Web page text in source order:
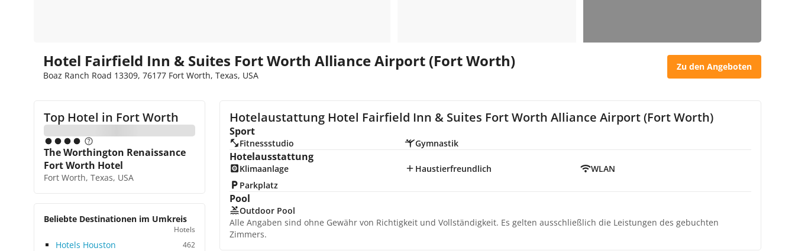
Hotel Fairfield Inn & Suites Fort Worth Alliance Airport (Fort Worth)
Boaz Ranch Road 13309, 76177 Fort Worth, Texas, USA
Zu den Angeboten
Top Hotel in Fort Worth
The Worthington Renaissance
Fort Worth Hotel
Fort Worth, Texas, USA
Beliebte Destinationen im Umkreis
Hotels
Hotels Houston 462
Hotelaustattung Hotel Fairfield Inn & Suites Fort Worth Alliance Airport (Fort Worth)
Sport
Fitnessstudio Gymnastik
Hotelausstattung
Klimaanlage Haustierfreundlich
WLAN
Parkplatz
Pool
Outdoor Pool
Alle Angaben sind ohne Gewähr von Richtigkeit und Vollständigkeit. Es gelten ausschließlich die Leistungen des gebuchten
Zimmers.